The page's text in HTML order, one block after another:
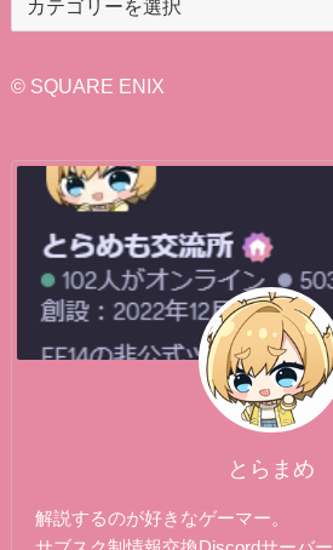
リ
© SQUARE ENIX
とらまめ
解説するのが好きなゲーマー。